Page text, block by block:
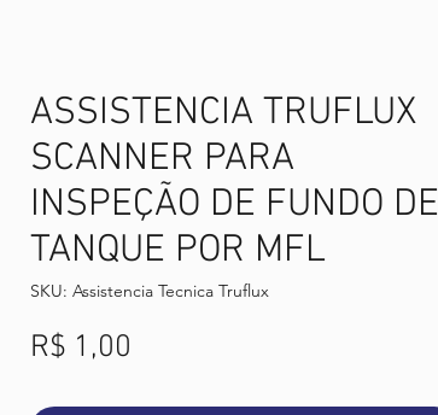
ASSISTENCIA TRUFLUX
SCANNER PARA
INSPEÇÃO DE FUNDO DE
TANQUE POR MFL
SKU: Assistencia Tecnica Truflux
R$ 1,00